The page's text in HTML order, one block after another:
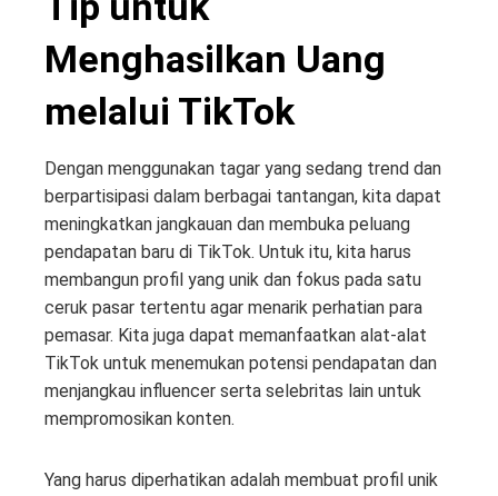
Menghasilkan Uang
melalui TikTok
Dengan menggunakan tagar yang sedang trend dan
berpartisipasi dalam berbagai tantangan, kita dapat
meningkatkan jangkauan dan membuka peluang
pendapatan baru di TikTok. Untuk itu, kita harus
membangun profil yang unik dan fokus pada satu
ceruk pasar tertentu agar menarik perhatian para
pemasar. Kita juga dapat memanfaatkan alat-alat
TikTok untuk menemukan potensi pendapatan dan
menjangkau influencer serta selebritas lain untuk
mempromosikan konten.
Yang harus diperhatikan adalah membuat profil unik